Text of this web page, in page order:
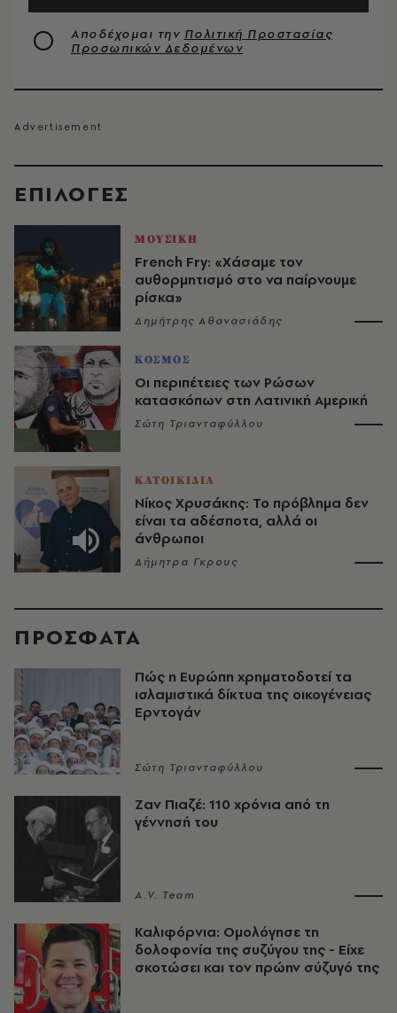
EΠΙΛΟΓΈΣ
ΜΟΥΣΙΚΗ
French Fry: «Χάσαμε τον
αυθορμητισμό στο να παίρνουμε
ρίσκα»
Δημήτρης Αθανασιάδης
ΚΟΣΜΟΣ
Οι περιπέτειες των Ρώσων
κατασκόπων στη Λατινική Αμερική
Σώτη Τριανταφύλλου
ΚΑΤΟΙΚΙΔΙΑ
Νίκος Χρυσάκης: Το πρόβλημα δεν
είναι τα αδέσποτα, αλλά οι
άνθρωποι
Δήμητρα Γκρους
Αποδέχομαι την Πολιτική Προστασίας
Προσωπικών Δεδομένων
ΠΡΟΣΦΑΤΑ
Πώς η Ευρώπη χρηματοδοτεί τα
ισλαμιστικά δίκτυα της οικογένειας
Ερντογάν
Σώτη Τριανταφύλλου
Ζαν Πιαζέ: 110 χρόνια από τη
γέννησή του
A.V. Team
Καλιφόρνια: Ομολόγησε τη
δολοφονία της συζύγου της - Είχε
σκοτώσει και τον πρώην σύζυγό της